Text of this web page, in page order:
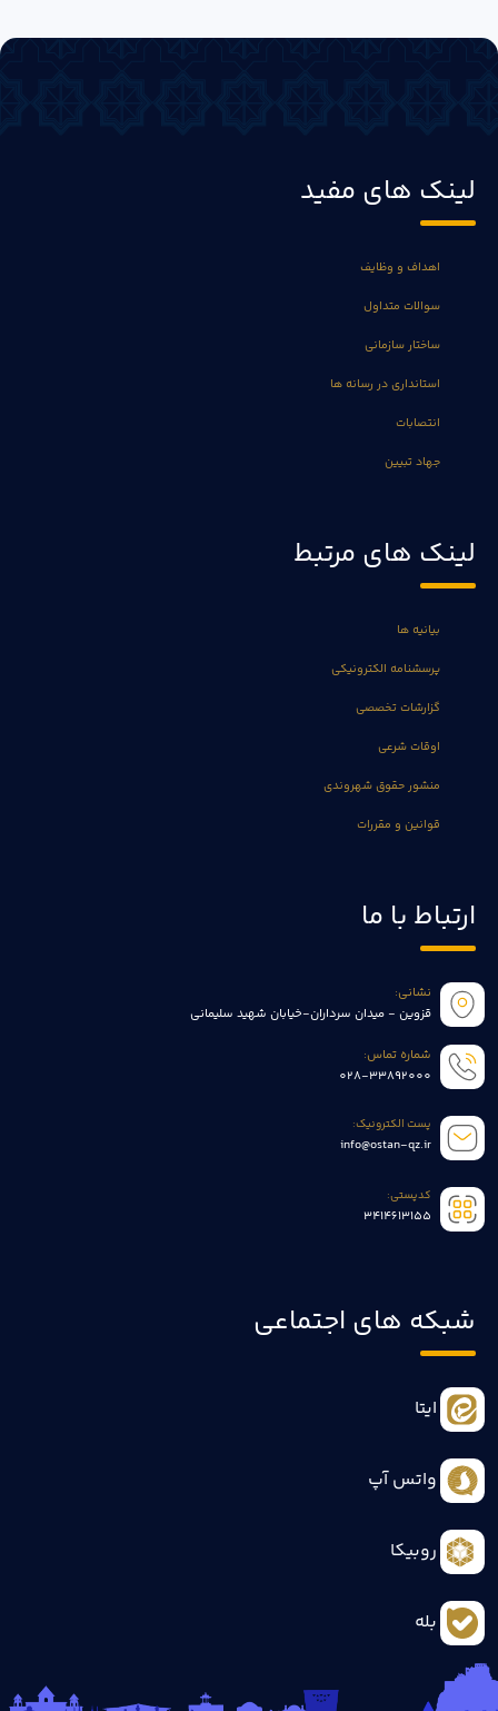
لینک های مفید
اهداف و وظایف
سوالات متداول
ساختار سازمانی
استانداری در رسانه ها
انتصابات
جهاد تبیین
لینک های مرتبط
بیانیه ها
پرسشنامه الکترونیکی
گزارشات تخصصی
اوقات شرعی
منشور حقوق شهروندی
قوانین و مقررات
ارتباط با ما
نشانی:
قزوین - میدان سرداران-خیابان شهید سلیمانی
شماره تماس:
028-33892000
پست الکترونیک:
info@ostan-qz.ir
کدپستی:
3414613155
شبکه های اجتماعی
ایتا
واتس آپ
روبیکا
بله